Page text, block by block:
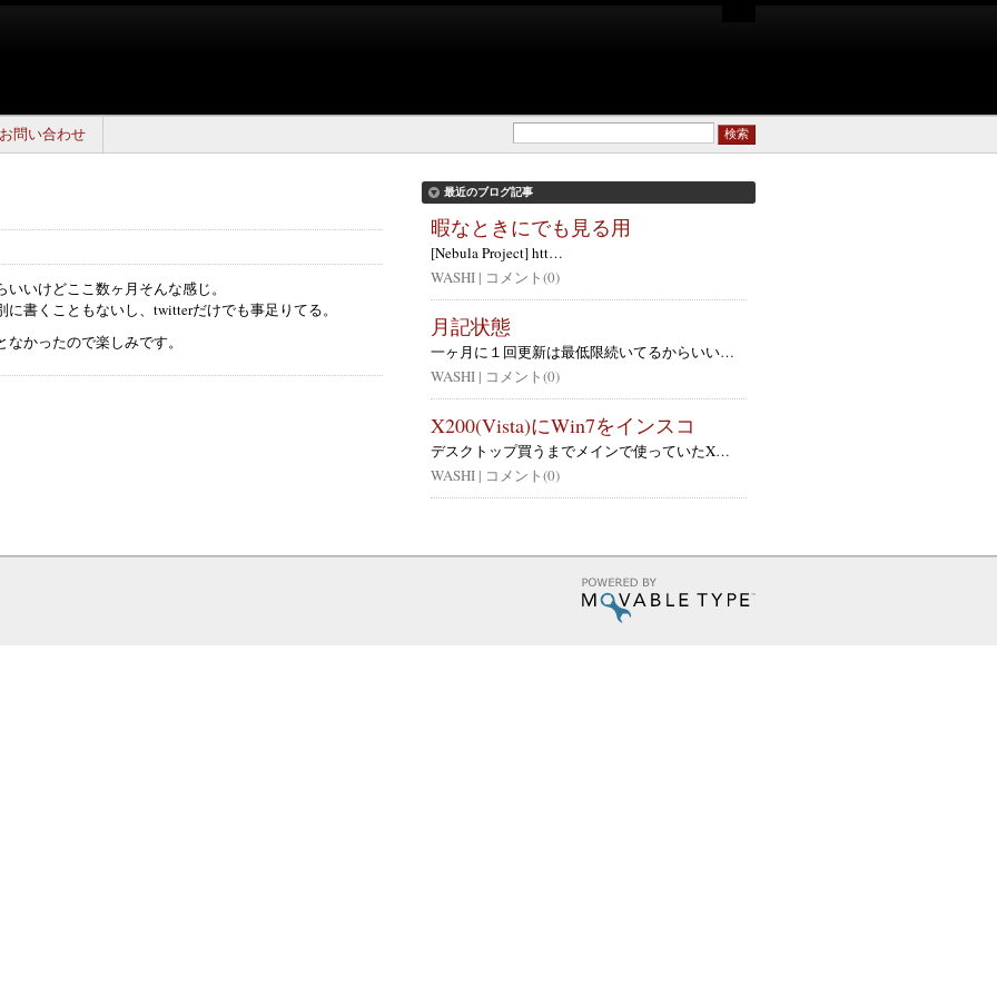
お問い合わせ
いけどここ数ヶ月そんな感じ。
書くこともないし、twitterだけでも事足りてる。
かったので楽しみです。
最近のブログ記事
暇なときにでも見る用
[Nebula Project] htt…
WASHI | コメント(0)
月記状態
一ヶ月に１回更新は最低限続いてるからいい…
WASHI | コメント(0)
X200(Vista)にWin7をインスコ
デスクトップ買うまでメインで使っていたX…
WASHI | コメント(0)